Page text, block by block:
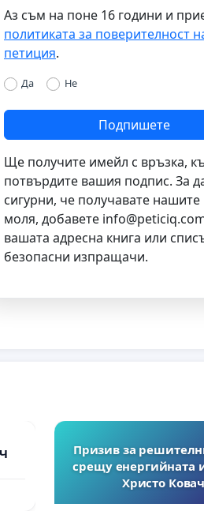
Аз съм на поне 16 години и
политиката за поверителност
петиция.
Да Не
Подпишете
Ще получите имейл с връзка,
потвърдите вашия подпис. За
сигурни, че получавате
моля, добавете
вашата адресна книга или
безопасни изпращачи.
Призив за
срещу енергийната
Христо